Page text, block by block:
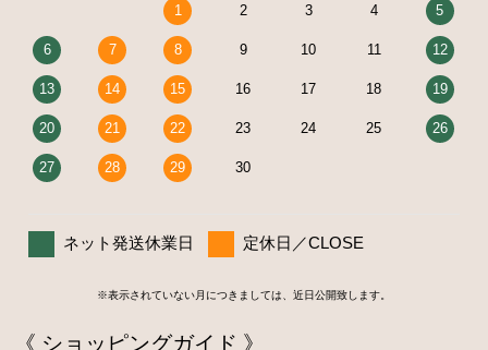
1 2 3 4 5
6 7 8 9 10 11 12
13 14 15 16 17 18 19
20 21 22 23 24 25 26
27 28 29 30
ネット発送休業日 定休日／CLOSE
※表示されていない月につきましては、近日公開致します。
《 ショッピングガイド 》